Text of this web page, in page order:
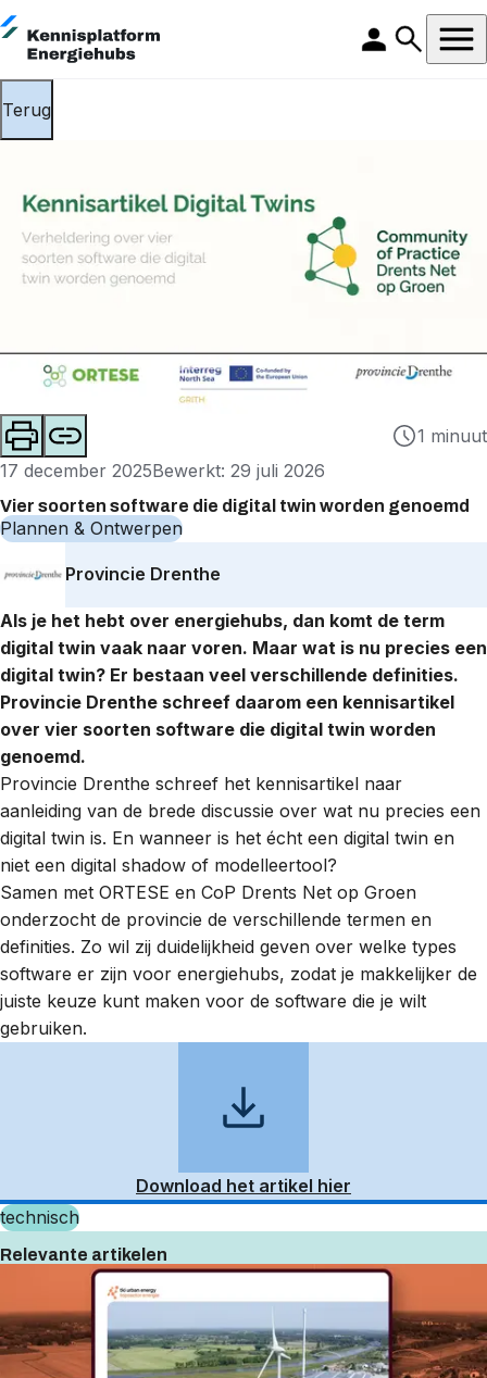
Terug
1 minuut
17 december 2025Bewerkt: 29 juli 2026
Vier soorten software die digital twin worden genoemd
Plannen & Ontwerpen
Provincie Drenthe
Als je het hebt over energiehubs, dan komt de term
digital twin vaak naar voren. Maar wat is nu precies een
digital twin? Er bestaan veel verschillende definities.
Provincie Drenthe schreef daarom een kennisartikel
over vier soorten software die digital twin worden
genoemd.
Provincie Drenthe schreef het kennisartikel naar
aanleiding van de brede discussie over wat nu precies een
digital twin is. En wanneer is het écht een digital twin en
niet een digital shadow of modelleertool?
Samen met ORTESE en CoP Drents Net op Groen
onderzocht de provincie de verschillende termen en
definities. Zo wil zij duidelijkheid geven over welke types
software er zijn voor energiehubs, zodat je makkelijker de
juiste keuze kunt maken voor de software die je wilt
gebruiken.
Download het artikel hier
technisch
Relevante artikelen